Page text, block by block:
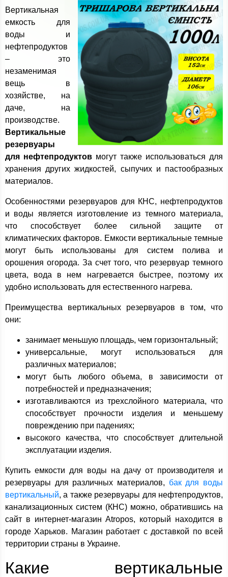
Вертикальная
емкость для
воды и
нефтепродуктов
– это
незаменимая
вещь в
хозяйстве, на
даче, на
производстве.
Вертикальные
резервуары
для нефтепродуктов могут также использоваться для
хранения других жидкостей, сыпучих и пастообразных
материалов.
Особенностями резервуаров для КНС, нефтепродуктов
и воды является изготовление из темного материала,
что способствует более сильной защите от
климатических факторов. Емкости вертикальные темные
могут быть использованы для систем полива и
орошения огорода. За счет того, что резервуар темного
цвета, вода в нем нагревается быстрее, поэтому их
удобно использовать для естественного нагрева.
Преимущества вертикальных резервуаров в том, что
они:
занимает меньшую площадь, чем горизонтальный;
универсальные, могут использоваться для
различных материалов;
могут быть любого объема, в зависимости от
потребностей и предназначения;
изготавливаются из трехслойного материала, что
способствует прочности изделия и меньшему
повреждению при падениях;
высокого качества, что способствует длительной
эксплуатации изделия.
Купить емкости для воды на дачу от производителя и
резервуары для различных материалов, бак для воды
вертикальный, а также резервуары для нефтепродуктов,
канализационных систем (КНС) можно, обратившись на
сайт в интернет-магазин Atropos, который находится в
городе Харьков. Магазин работает с доставкой по всей
территории страны в Украине.
Какие вертикальные